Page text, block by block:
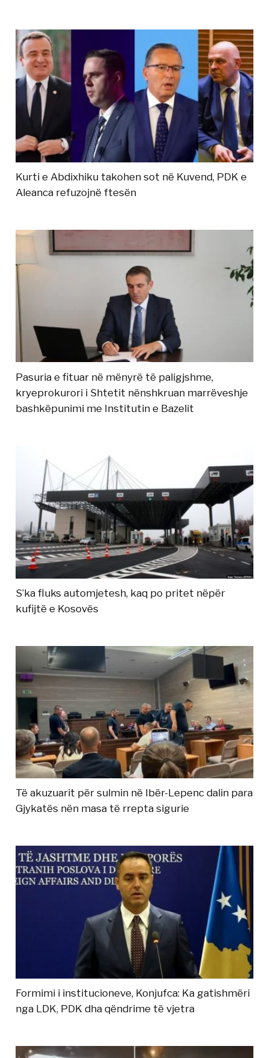
Kurti e Abdixhiku takohen sot në Kuvend, PDK e
Aleanca refuzojnë ftesën
Pasuria e fituar në mënyrë të paligjshme,
kryeprokurori i Shtetit nënshkruan marrëveshje
bashkëpunimi me Institutin e Bazelit
S’ka fluks automjetesh, kaq po pritet nëpër
kufijtë e Kosovës
Të akuzuarit për sulmin në Ibër-Lepenc dalin para
Gjykatës nën masa të rrepta sigurie
Formimi i institucioneve, Konjufca: Ka gatishmëri
nga LDK, PDK dha qëndrime të vjetra